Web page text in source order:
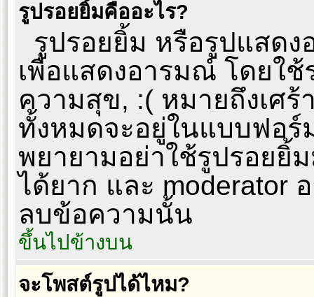
รูปรอยยิ้มคืออะไร?
รูปรอยยิ้ม หรือรูปแสดง
เพื่อแสดงอารมณ์ โดยใ
ความสุข, :( หมายถึงเศ
ทั้งหมดจะอยู่ในแบบฟอ
พยายามอย่าใช้รูปรอยยิ้
ได้ยาก และ moderator
ลบข้อความนั้น
ขึ้นไปข้างบน
จะโพสต์รูปได้ไหม?